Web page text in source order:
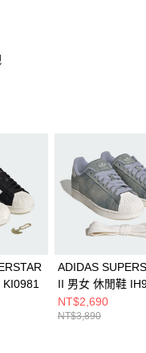
ADIDAS
II 男女 休閒鞋
NT$2,690
NT$3,890